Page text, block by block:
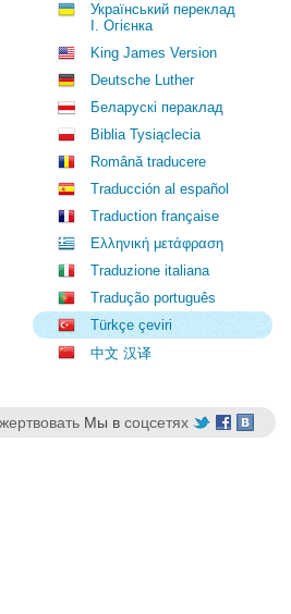
Український переклад
І. Огієнка
King James Version
Deutsche Luther
Беларускі пераклад
Biblia Tysiąclecia
Română traducere
Traducción al español
Traduction française
Ελληνική μετάφραση
Traduzione italiana
Tradução português
Türkçe çeviri
中文 汉译
Мы в соцсетях